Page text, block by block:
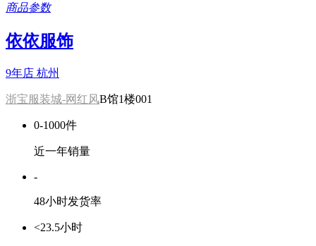
商品参数
依依服饰
9年店 杭州
浙宝服装城-网红风B馆1楼001
0-1000件
近一年销量
-
48小时发货率
<23.5小时